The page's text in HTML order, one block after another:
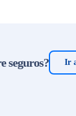
seguros? Ir